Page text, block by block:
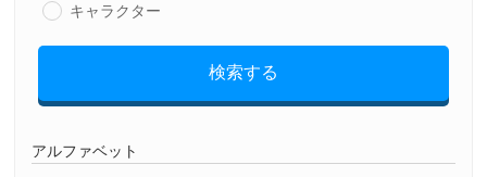
キャラクター
検索する
アルファベット